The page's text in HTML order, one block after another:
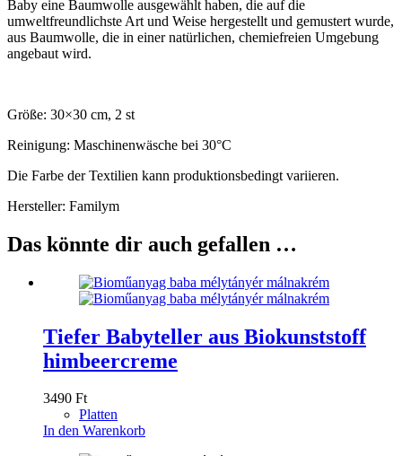
Baby eine Baumwolle ausgewählt haben, die auf die
umweltfreundlichste Art und Weise hergestellt und gemustert wurde,
aus Baumwolle, die in einer natürlichen, chemiefreien Umgebung
angebaut wird.
Größe: 30×30 cm, 2 st
Reinigung: Maschinenwäsche bei 30°C
Die Farbe der Textilien kann produktionsbedingt variieren.
Hersteller: Familym
Das könnte dir auch gefallen …
Tiefer Babyteller aus Biokunststoff
himbeercreme
3490 Ft
Platten
In den Warenkorb